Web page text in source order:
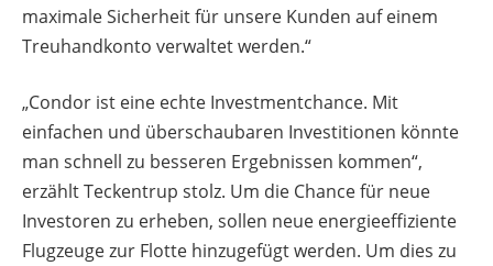
maximale Sicherheit für unsere Kunden auf einem
Treuhandkonto verwaltet werden.“
„Condor ist eine echte Investmentchance. Mit
einfachen und überschaubaren Investitionen könnte
man schnell zu besseren Ergebnissen kommen“,
erzählt Teckentrup stolz. Um die Chance für neue
Investoren zu erheben, sollen neue energieeffiziente
Flugzeuge zur Flotte hinzugefügt werden. Um dies zu